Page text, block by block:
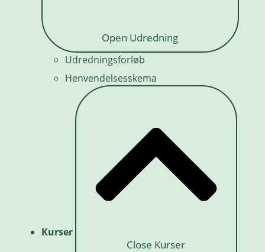
Open Udredning
Udredningsforløb
Henvendelsesskema
Kurser
Close Kurser